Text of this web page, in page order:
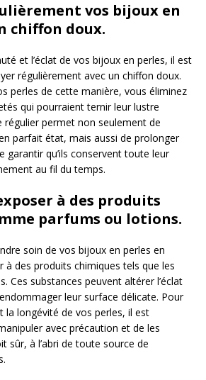
vos bijoux en
chiffon doux.
et l’éclat de vos bijoux en perles, il est
régulièrement avec un chiffon doux.
perles de cette manière, vous éliminez
qui pourraient ternir leur lustre
régulier permet non seulement de
parfait état, mais aussi de prolonger
garantir qu’ils conservent toute leur
au fil du temps.
à des produits
parfums ou lotions.
soin de vos bijoux en perles en
à des produits chimiques tels que les
Ces substances peuvent altérer l’éclat
leur surface délicate. Pour
la longévité de vos perles, il est
avec précaution et de les
sûr, à l’abri de toute source de